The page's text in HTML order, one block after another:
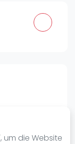
um die Website